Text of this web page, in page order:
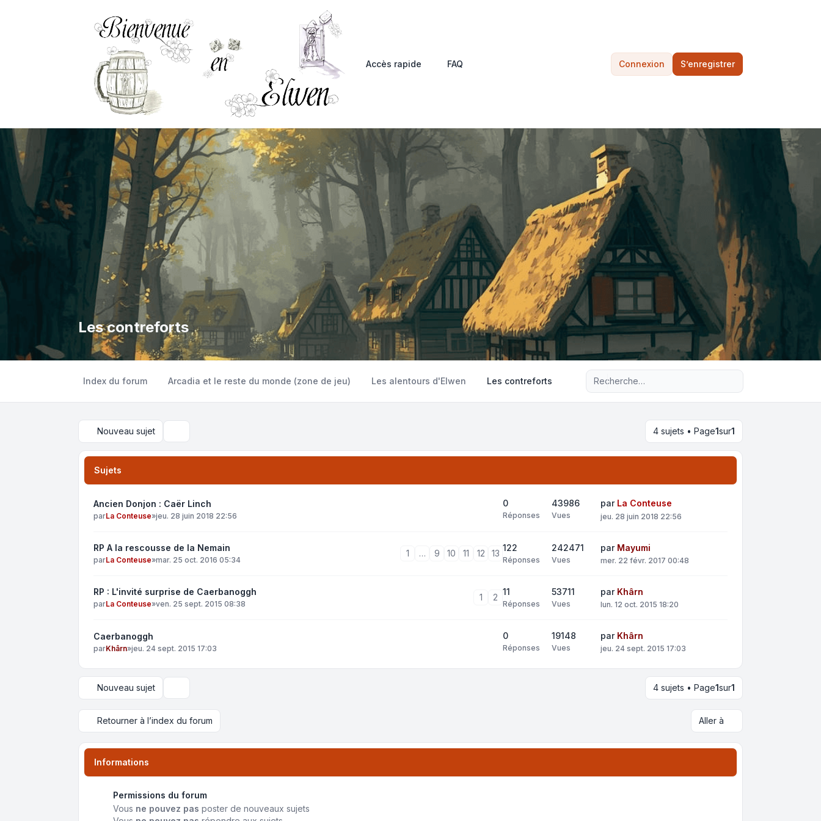
Accès rapide FAQ Connexion S’enregistrer
Les contreforts
Index du forum Arcadia et le reste du monde (zone de jeu) Les alentours d'Elwen Les contreforts Recherche avancée
Nouveau sujet 4 sujets • Page1sur1
Sujets
Ancien Donjon : Caër Linch
parLa Conteuse»jeu. 28 juin 2018 22:56
0
Réponses
43986
Vues
par La Conteuse
jeu. 28 juin 2018 22:56
RP A la rescousse de la Nemain
parLa Conteuse»mar. 25 oct. 2016 05:34
1 … 9 10 11 12 13
122
Réponses
242471
Vues
par Mayumi
mer. 22 févr. 2017 00:48
RP : L'invité surprise de Caerbanoggh
parLa Conteuse»ven. 25 sept. 2015 08:38
1 2
11
Réponses
53711
Vues
par Khârn
lun. 12 oct. 2015 18:20
Caerbanoggh
parKhârn»jeu. 24 sept. 2015 17:03
0
Réponses
19148
Vues
par Khârn
jeu. 24 sept. 2015 17:03
Nouveau sujet 4 sujets • Page1sur1
Retourner à l’index du forum Aller à
Informations
Permissions du forum
Vous ne pouvez pas poster de nouveaux sujets